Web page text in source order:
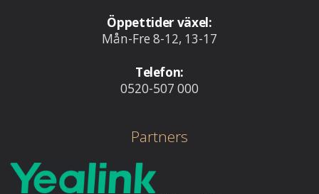
Öppettider växel:
Mån-Fre 8-12, 13-17
Telefon:
0520-507 000
Partners